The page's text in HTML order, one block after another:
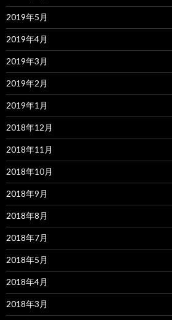
2019年5月
2019年4月
2019年3月
2019年2月
2019年1月
2018年12月
2018年11月
2018年10月
2018年9月
2018年8月
2018年7月
2018年5月
2018年4月
2018年3月